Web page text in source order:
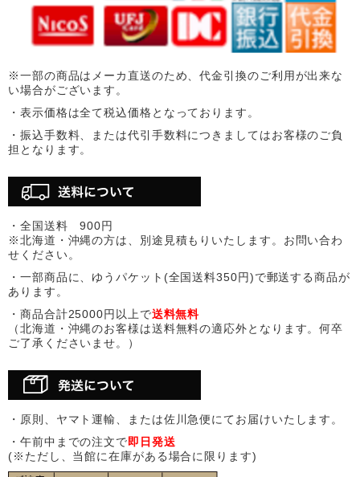
※一部の商品はメーカ直送のため、代金引換のご利用が出来な
い場合がございます。
・表示価格は全て税込価格となっております。
・振込手数料、または代引手数料につきましてはお客様のご負
担となります。
・全国送料 900円
※北海道・沖縄の方は、別途見積もりいたします。お問い合わ
せください。
・一部商品に、ゆうパケット(全国送料350円)で郵送する商品が
あります。
・商品合計25000円以上で送料無料
（北海道・沖縄のお客様は送料無料の適応外となります。何卒
ご了承くださいませ。）
・原則、ヤマト運輸、または佐川急便にてお届けいたします。
・午前中までの注文で即日発送
(※ただし、当館に在庫がある場合に限ります)